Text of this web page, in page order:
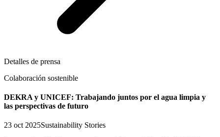
Detalles de prensa
Colaboración sostenible
DEKRA y UNICEF: Trabajando juntos por el agua limpia y
las perspectivas de futuro
23 oct 2025Sustainability Stories